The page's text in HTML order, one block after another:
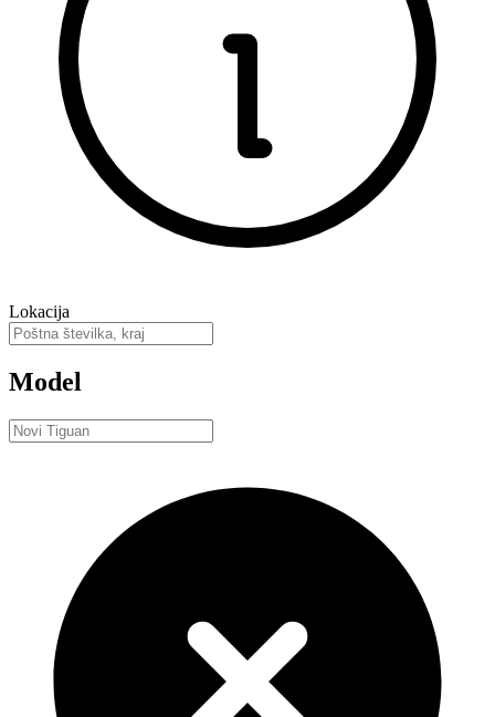
Lokacija
Model